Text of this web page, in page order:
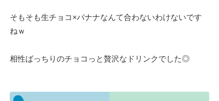
そもそも生チョコ×バナナなんて合わないわけないです
ねｗ
相性ばっちりのチョコっと贅沢なドリンクでした◎